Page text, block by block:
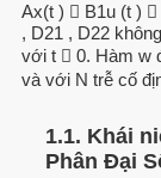
Ax(t )  B1u (t )
, D21 , D22
với t  0. Hàm w
và với N trễ cố
1.1. Khái
Phân Đại